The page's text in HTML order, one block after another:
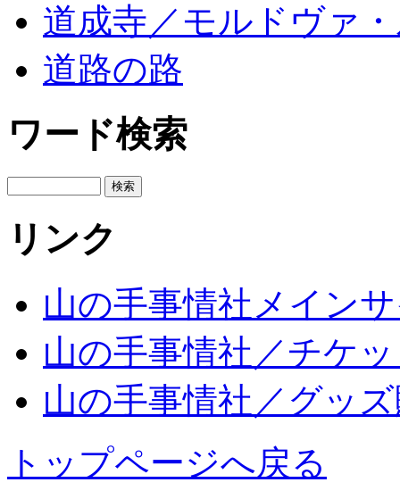
道成寺／モルドヴァ
道路の路
ワード検索
リンク
山の手事情社メイン
山の手事情社／チケ
山の手事情社／グッ
トップページへ戻る